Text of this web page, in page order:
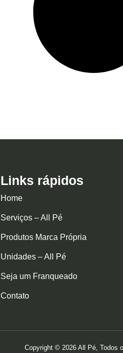
Links rápidos
Home
Serviços – All Pé
Produtos Marca Própria
Unidades – All Pé
Seja um Franqueado
Contato
Copyright © 2026 All Pé, Todos